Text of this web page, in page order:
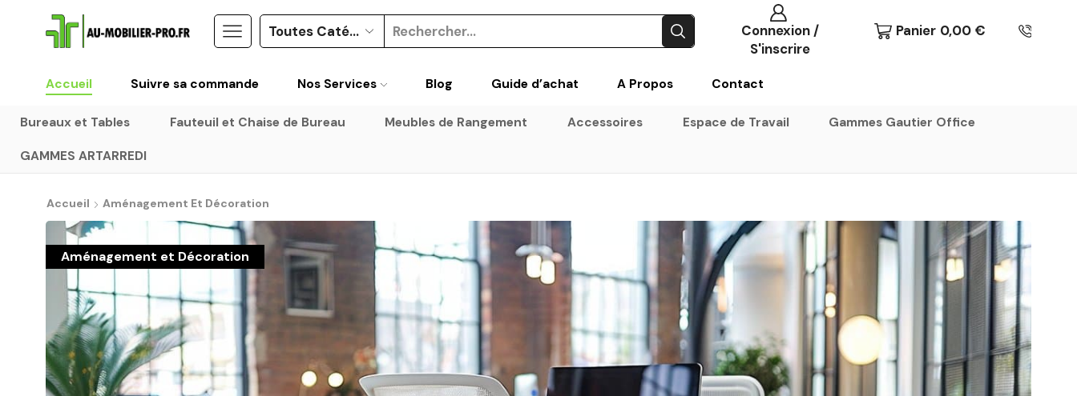
Connexion /
S'inscrire
Panier 0,00 €
Accueil Suivre sa commande Nos Services Blog Guide d’achat A Propos Contact
Bureaux et Tables Fauteuil et Chaise de Bureau Meubles de Rangement Accessoires Espace de Travail Gammes Gautier Office
GAMMES ARTARREDI
Accueil Aménagement Et Décoration
Aménagement et Décoration